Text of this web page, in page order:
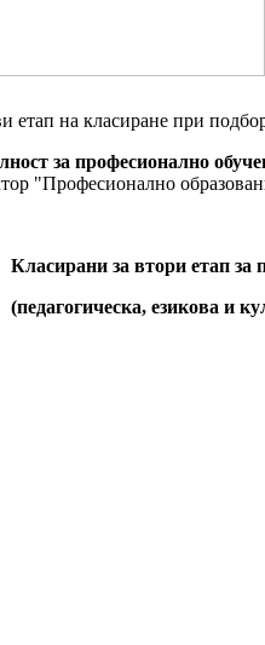
етап на класиранe при
за професионално
"Професионално
Класирани за втори етап
(педагогическа, езикова и